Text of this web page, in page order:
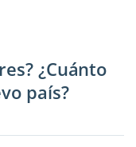
¿Cuánto
país?